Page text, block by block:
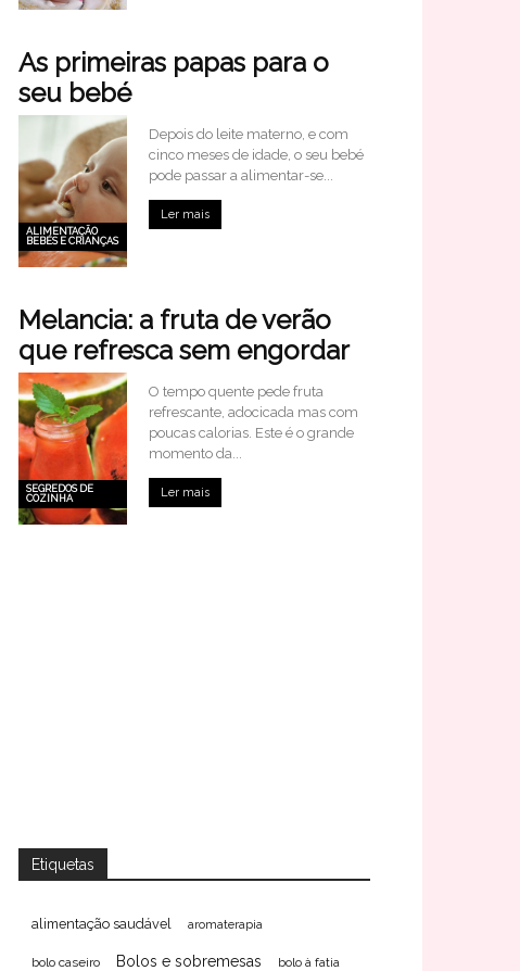
As primeiras papas para o
seu bebé
ALIMENTAÇÃO
BEBÉS E CRIANÇAS
Depois do leite materno, e com
cinco meses de idade, o seu bebé
pode passar a alimentar-se...
Ler mais
Melancia: a fruta de verão
que refresca sem engordar
SEGREDOS DE
COZINHA
O tempo quente pede fruta
refrescante, adocicada mas com
poucas calorias. Este é o grande
momento da...
Ler mais
Etiquetas
alimentação saudável aromaterapia
bolo caseiro Bolos e sobremesas bolo à fatia